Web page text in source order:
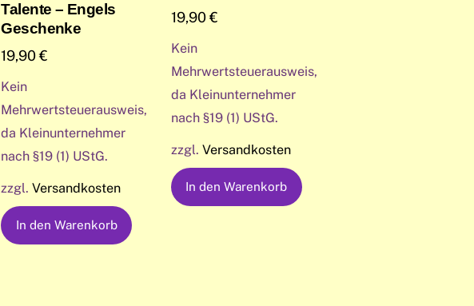
Talente – Engels
Geschenke
19,90€
Kein
Mehrwertsteuerausweis,
da Kleinunternehmer
nach §19 (1) UStG.
zzgl.Versandkosten
In den Warenkorb
19,90€
Kein
Mehrwertsteuerausweis,
da Kleinunternehmer
nach §19 (1) UStG.
zzgl. Versandkosten
In den Warenkorb